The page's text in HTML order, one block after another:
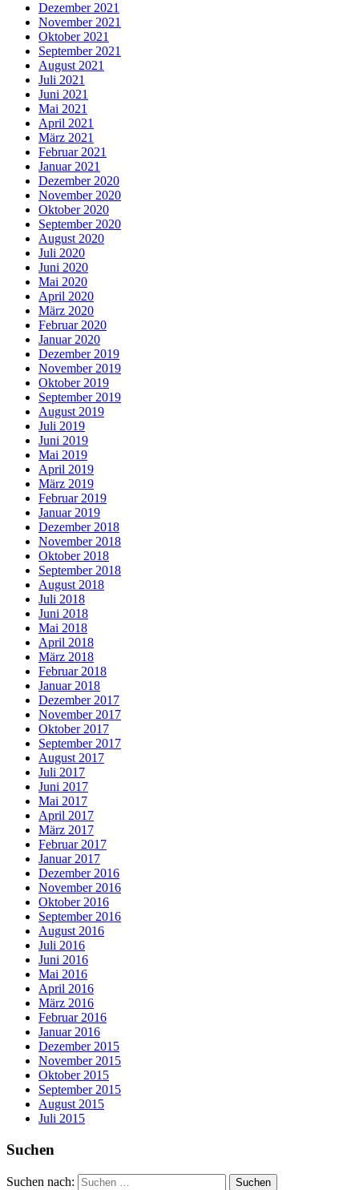
Dezember 2021
November 2021
Oktober 2021
September 2021
August 2021
Juli 2021
Juni 2021
Mai 2021
April 2021
März 2021
Februar 2021
Januar 2021
Dezember 2020
November 2020
Oktober 2020
September 2020
August 2020
Juli 2020
Juni 2020
Mai 2020
April 2020
März 2020
Februar 2020
Januar 2020
Dezember 2019
November 2019
Oktober 2019
September 2019
August 2019
Juli 2019
Juni 2019
Mai 2019
April 2019
März 2019
Februar 2019
Januar 2019
Dezember 2018
November 2018
Oktober 2018
September 2018
August 2018
Juli 2018
Juni 2018
Mai 2018
April 2018
März 2018
Februar 2018
Januar 2018
Dezember 2017
November 2017
Oktober 2017
September 2017
August 2017
Juli 2017
Juni 2017
Mai 2017
April 2017
März 2017
Februar 2017
Januar 2017
Dezember 2016
November 2016
Oktober 2016
September 2016
August 2016
Juli 2016
Juni 2016
Mai 2016
April 2016
März 2016
Februar 2016
Januar 2016
Dezember 2015
November 2015
Oktober 2015
September 2015
August 2015
Juli 2015
Suchen
Suchen nach: